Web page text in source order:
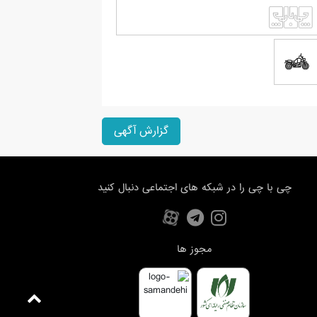
گزارش آگهی
چی با چی را در شبکه های اجتماعی دنبال کنید
مجوز ها